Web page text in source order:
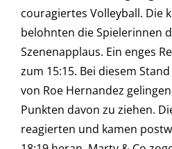
couragiertes Volleyball. Die
belohnten die Spielerinnen
Szenenapplaus. Ein enges
zum 15:15. Bei diesem
von Roe Hernandez
Punkten davon zu ziehen.
reagierten und kamen